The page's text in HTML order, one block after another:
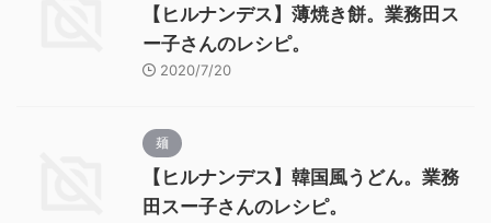
【ヒルナンデス】薄焼き餅。業務田ス
ー子さんのレシピ。
2020/7/20
麺
【ヒルナンデス】韓国風うどん。業務
田スー子さんのレシピ。